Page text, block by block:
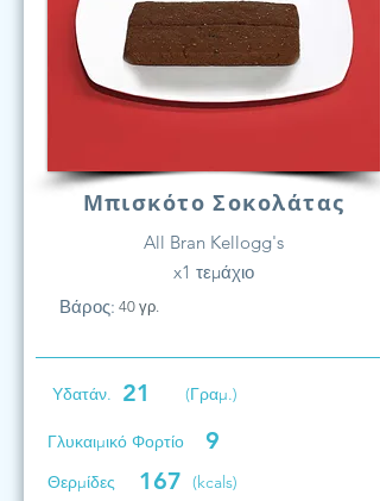
Μπισκότο Σοκολάτας
All Bran Kellogg's
x1 τεμάχιο
Βάρος: 40 γρ.
Υδατάν. 21 (Γραμ.)
Γλυκαιμικό Φορτίο 9
Θερμίδες 167 (kcals)